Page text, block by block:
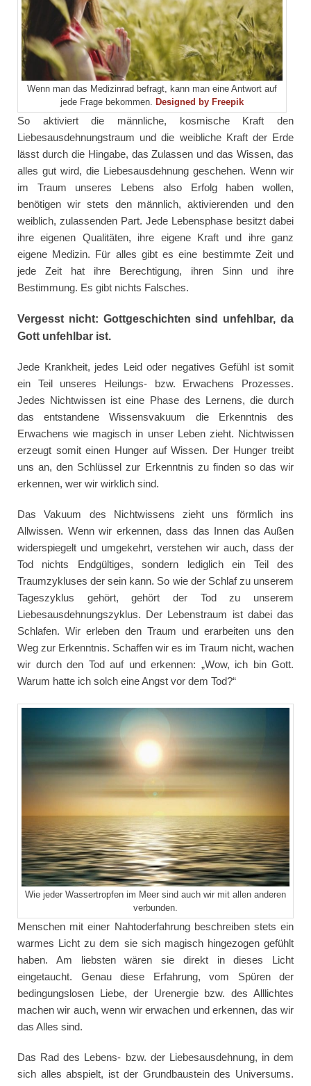
Wenn man das Medizinrad befragt, kann man eine Antwort auf
jede Frage bekommen. Designed by Freepik
So aktiviert die männliche, kosmische Kraft den
Liebesausdehnungstraum und die weibliche Kraft der Erde
lässt durch die Hingabe, das Zulassen und das Wissen, das
alles gut wird, die Liebesausdehnung geschehen. Wenn wir
im Traum unseres Lebens also Erfolg haben wollen,
benötigen wir stets den männlich, aktivierenden und den
weiblich, zulassenden Part. Jede Lebensphase besitzt dabei
ihre eigenen Qualitäten, ihre eigene Kraft und ihre ganz
eigene Medizin. Für alles gibt es eine bestimmte Zeit und
jede Zeit hat ihre Berechtigung, ihren Sinn und ihre
Bestimmung. Es gibt nichts Falsches.
Vergesst nicht: Gottgeschichten sind unfehlbar, da
Gott unfehlbar ist.
Jede Krankheit, jedes Leid oder negatives Gefühl ist somit
ein Teil unseres Heilungs- bzw. Erwachens Prozesses.
Jedes Nichtwissen ist eine Phase des Lernens, die durch
das entstandene Wissensvakuum die Erkenntnis des
Erwachens wie magisch in unser Leben zieht. Nichtwissen
erzeugt somit einen Hunger auf Wissen. Der Hunger treibt
uns an, den Schlüssel zur Erkenntnis zu finden so das wir
erkennen, wer wir wirklich sind.
Das Vakuum des Nichtwissens zieht uns förmlich ins
Allwissen. Wenn wir erkennen, dass das Innen das Außen
widerspiegelt und umgekehrt, verstehen wir auch, dass der
Tod nichts Endgültiges, sondern lediglich ein Teil des
Traumzykluses der sein kann. So wie der Schlaf zu unserem
Tageszyklus gehört, gehört der Tod zu unserem
Liebesausdehnungszyklus. Der Lebenstraum ist dabei das
Schlafen. Wir erleben den Traum und erarbeiten uns den
Weg zur Erkenntnis. Schaffen wir es im Traum nicht, wachen
wir durch den Tod auf und erkennen: „Wow, ich bin Gott.
Warum hatte ich solch eine Angst vor dem Tod?“
Wie jeder Wassertropfen im Meer sind auch wir mit allen anderen
verbunden.
Menschen mit einer Nahtoderfahrung beschreiben stets ein
warmes Licht zu dem sie sich magisch hingezogen gefühlt
haben. Am liebsten wären sie direkt in dieses Licht
eingetaucht. Genau diese Erfahrung, vom Spüren der
bedingungslosen Liebe, der Urenergie bzw. des Alllichtes
machen wir auch, wenn wir erwachen und erkennen, das wir
das Alles sind.
Das Rad des Lebens- bzw. der Liebesausdehnung, in dem
sich alles abspielt, ist der Grundbaustein des Universums.